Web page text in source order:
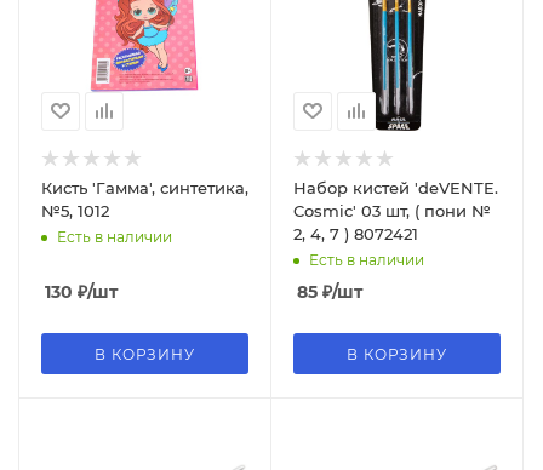
Кисть 'Гамма', синтетика,
№5, 1012
Есть в наличии
130 ₽/шт
В КОРЗИНУ
Набор кистей 'deVENTE.
Cosmic' 03 шт, ( пони №
2, 4, 7 ) 8072421
Есть в наличии
85 ₽/шт
В КОРЗИНУ